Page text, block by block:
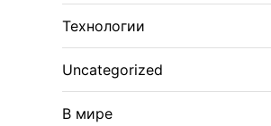
Технологии
Uncategorized
В мире